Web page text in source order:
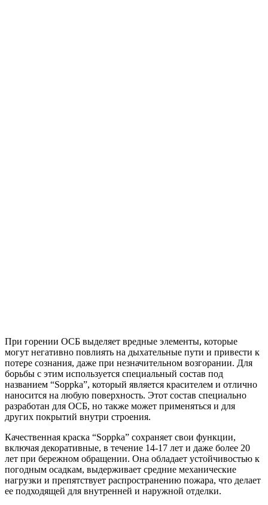
При горении ОСБ выделяет вредные элементы, которые
могут негативно повлиять на дыхательные пути и привести к
потере сознания, даже при незначительном возгорании. Для
борьбы с этим используется специальный состав под
названием “Soppka”, который является красителем и отлично
наносится на любую поверхность. Этот состав специально
разработан для ОСБ, но также может применяться и для
других покрытий внутри строения.
Качественная краска “Soppka” сохраняет свои функции,
включая декоративные, в течение 14-17 лет и даже более 20
лет при бережном обращении. Она обладает устойчивостью к
погодным осадкам, выдерживает средние механические
нагрузки и препятствует распространению пожара, что делает
ее подходящей для внутренней и наружной отделки.